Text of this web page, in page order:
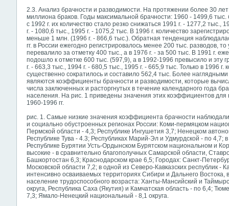
2.3. Анализ брачности и разводимости. На протяжении более 30
миллиона браков. Годы максимальной брачности: 1960 - 1499,6 тыс.
с 1992 г. их количество стало резко снижаться 1991 г. - 1277,2 тыс.,
г. - 1080,6 тыс., 1995 г. - 1075,2 тыс. В 1996 г. количество
меньше 1 млн. (1996 г. - 866,6 тыс.). Обратная тенденция
гг. в России ежегодно регистрировалось менее 200 тыс. разводов,
перевалило за отметку 400 тыс., а в 1976 г. - за 500 тыс. В 1991 г.
подошло к отметке 600 тыс. (597,9), а в 1992-1996 превысило и эту
г. - 663,3 тыс., 1994 г. - 680,5 тыс., 1995 г. - 665,9 тыс. Только в 1996
существенно сократилось и составило 562,4 тыс. Более
являются коэффициенты брачности и разводимости, которые
числа заключенных и расторгнутых в течение календарного года
населения. На рис. 1 приведены значения этих коэффициентов
1960-1996 гг.
рис. 1. Самые низкие значения коэффициента брачности
и социально обустроенных регионах России: Коми-пермяцком
Пермской области - 4,3; Республике Ингушетия 3,7; Ненецком
Республике Тува - 4.3; Республиках Марий-Эл и Удмурдской - по 4,7;
Республике Бурятии Усть-Ордынском Бурятском национальном и
высокие - в сравнительно благополучных Самаpской области,
Башкортостан 6,3; Кpаснодаpском крае 6,5; Городах: Санкт-
Московской области 7,2; в одной из Северо-Кавказских республик -
интенсивно осваиваемых территориях Сибири и Дальнего Востока,
население трудоспособного возраста: Ханты-Мансийский и
округа, Республика Саха (Якутия) и Камчатская область - по 6,4;
7,3; Ямало-Ненецкий национальный - 8,1 округа.